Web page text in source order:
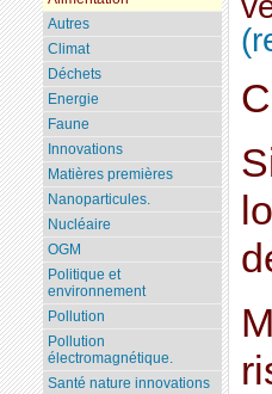
Autres
Climat
Déchets
Energie
Faune
Innovations
Matières premières
Nanoparticules.
Nucléaire
OGM
Politique et
environnement
Pollution
Pollution
électromagnétique.
Santé nature innovations